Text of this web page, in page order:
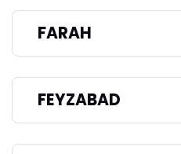
FARAH
FEYZABAD